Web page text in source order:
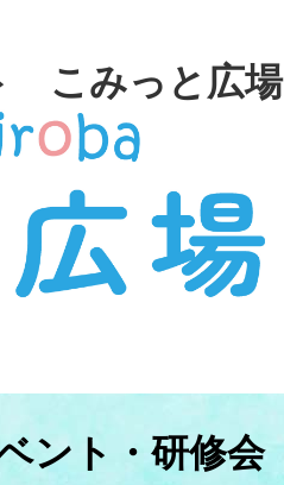
こみっと広場
ント・研修会